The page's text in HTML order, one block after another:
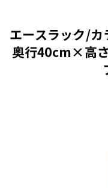
エースラック/カ
奥行40cm×高